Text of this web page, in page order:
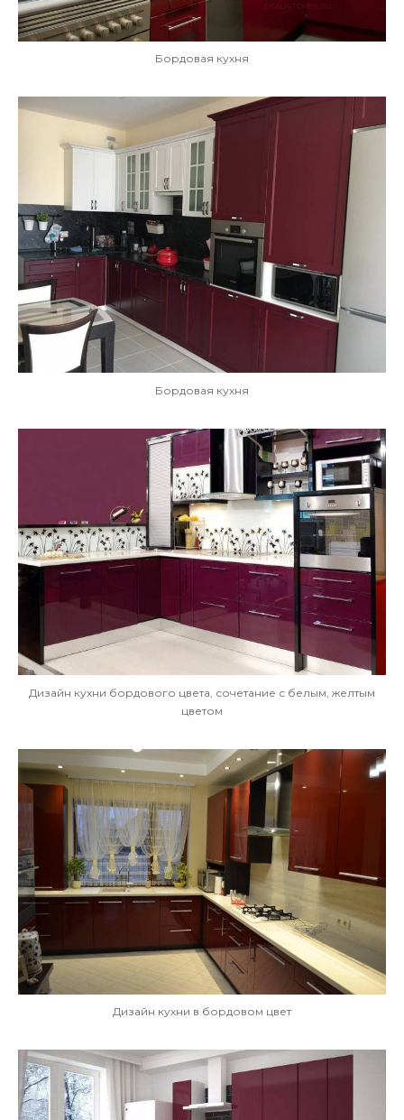
Бордовая кухня
Бордовая кухня
Дизайн кухни бордового цвета, сочетание с белым, желтым
цветом
Дизайн кухни в бордовом цвет